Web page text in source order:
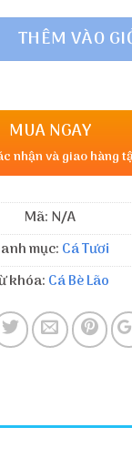
THÊM VÀO
MUA NGAY
nhận và giao hàng
Mã: N/A
mục: Cá Tươi
khóa: Cá Bè Lão